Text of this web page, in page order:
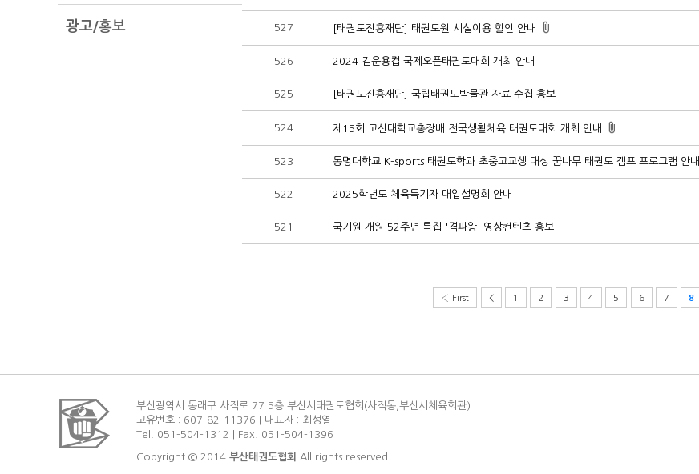
광고/홍보 527 [태권도진흥재단] 태권도원 시설이용 할인 안내
526 2024 김운용컵 국제오픈태권도대회 개최 안내
525 [태권도진흥재단] 국립태권도박물관 자료 수집 홍보
524 제15회 고신대학교총장배 전국생활체육 태권도대회 개최 안내
523 동명대학교 K-sports 태권도학과 초중고교생 대상 꿈나무 태권도 캠프 프로그램 안내
522 2025학년도 체육특기자 대입설명회 안내
521 국기원 개원 52주년 특집 '격파왕' 영상컨텐츠 홍보
‹ First < 1 2 3 4 5 6 7 8
부산광역시 동래구 사직로 77 5층 부산시태권도협회(사직동,부산시체육회관)
고유번호 : 607-82-11376 | 대표자 : 최성열
Tel. 051-504-1312 | Fax. 051-504-1396
Copyright © 2014 부산태권도협회 All rights reserved.